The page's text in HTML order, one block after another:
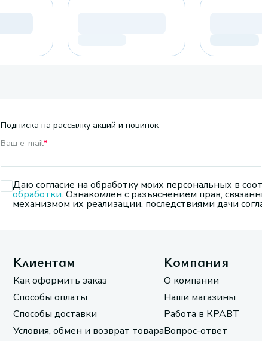
Подписка на рассылку акций и новинок
Ваш e-mail*
Даю согласие на обработку моих персональных в
обработки. Ознакомлен с разъяснением прав,
механизмом их реализации, последствиями дачи
Клиентам
Как оформить заказ
Способы оплаты
Способы доставки
Условия, обмен и возврат товара
Компания
О компании
Наши магазины
Работа в КРАВТ
Вопрос-ответ